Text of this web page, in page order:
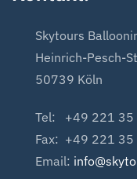
Skytours
Heinrich-Pesch-
50739 Köln
Tel: +49 221 35
Fax: +49 221
Email: